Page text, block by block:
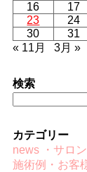
16
17
23
24
30
31
« 11月
3月 »
検索
カテゴリー
news ・サロ
施術例・お客